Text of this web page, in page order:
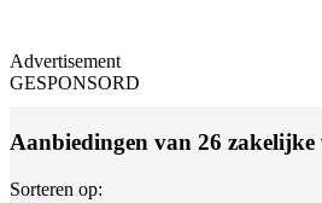
Advertisement
GESPONSORD
Aanbiedingen van 26 zakelijke
Sorteren op: